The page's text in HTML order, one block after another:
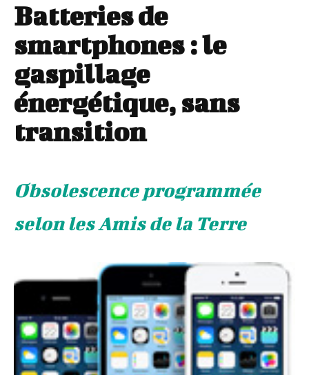
Batteries de
smartphones : le
gaspillage
énergétique, sans
transition
Obsolescence programmée
selon les Amis de la Terre